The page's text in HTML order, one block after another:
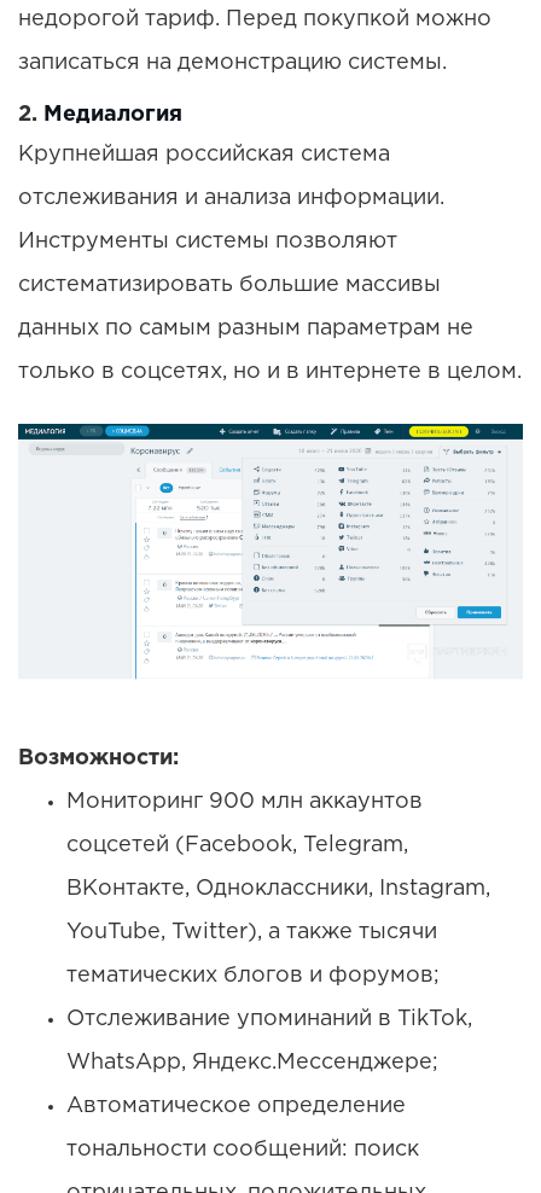
недорогой тариф. Перед покупкой можно
записаться на демонстрацию системы.
2. Медиалогия
Крупнейшая российская система
отслеживания и анализа информации.
Инструменты системы позволяют
систематизировать большие массивы
данных по самым разным параметрам не
только в соцсетях, но и в интернете в целом.
Возможности:
Мониторинг 900 млн аккаунтов
соцсетей (Facebook, Telegram,
ВКонтакте, Одноклассники, Instagram,
YouTube, Twitter), а также тысячи
тематических блогов и форумов;
Отслеживание упоминаний в TikTok,
WhatsApp, Яндекс.Мессенджере;
Автоматическое определение
тональности сообщений: поиск